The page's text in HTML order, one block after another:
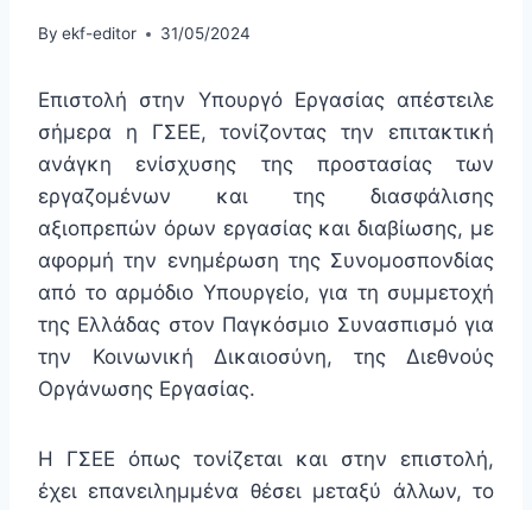
By ekf-editor 31/05/2024
Επιστολή στην Υπουργό Εργασίας απέστειλε
σήμερα η ΓΣΕΕ, τονίζοντας την επιτακτική
ανάγκη ενίσχυσης της προστασίας των
εργαζομένων και της διασφάλισης
αξιοπρεπών όρων εργασίας και διαβίωσης, με
αφορμή την ενημέρωση της Συνομοσπονδίας
από το αρμόδιο Υπουργείο, για τη συμμετοχή
της Ελλάδας στον Παγκόσμιο Συνασπισμό για
την Κοινωνική Δικαιοσύνη, της Διεθνούς
Οργάνωσης Εργασίας.
Η ΓΣΕΕ όπως τονίζεται και στην επιστολή,
έχει επανειλημμένα θέσει μεταξύ άλλων, το